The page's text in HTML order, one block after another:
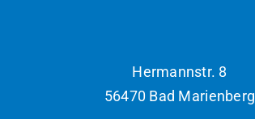
Hermannstr. 8
56470 Bad Marienberg